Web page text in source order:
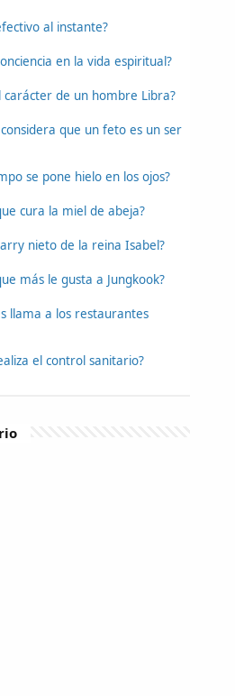
al instante?
en la vida espiritual?
carácter de un hombre Libra?
considera que un feto es un ser
se pone hielo en los ojos?
cura la miel de abeja?
nieto de la reina Isabel?
más le gusta a Jungkook?
llama a los restaurantes
el control sanitario?